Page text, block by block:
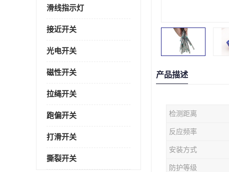
滑线指示灯
接近开关
光电开关
磁性开关
拉绳开关
跑偏开关
打滑开关
撕裂开关
产品描述
检测距离
反应频率
安装方式
防护等级